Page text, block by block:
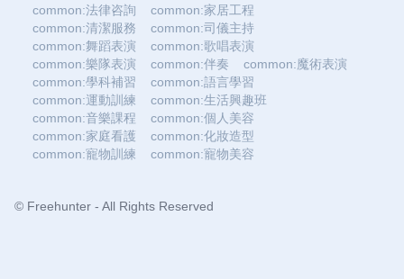
common:法律咨詢
common:家居工程
common:清潔服務
common:司儀主持
common:舞蹈表演
common:歌唱表演
common:樂隊表演
common:伴奏
common:魔術表演
common:學科補習
common:語言學習
common:運動訓練
common:生活興趣班
common:音樂課程
common:個人美容
common:家庭看護
common:化妝造型
common:寵物訓練
common:寵物美容
© Freehunter - All Rights Reserved